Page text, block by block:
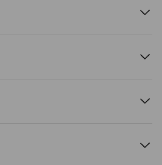
G5HC080000
— всегда останавливайтесь на
основы. Точечно нанесите
Phenyl